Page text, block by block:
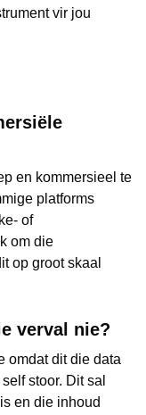
vir jou
en kommersieel te
platforms
of
om die
op groot skaal
verval nie?
omdat dit die data
stoor. Dit sal
en die inhoud